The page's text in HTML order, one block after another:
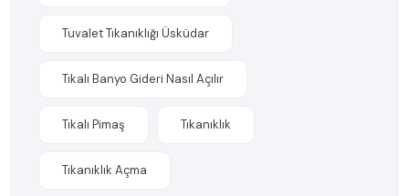
Tuvalet Tıkanıklığı Üsküdar
Tıkalı Banyo Gideri Nasıl Açılır
Tıkalı Pimaş Tıkanıklık
Tıkanıklık Açma